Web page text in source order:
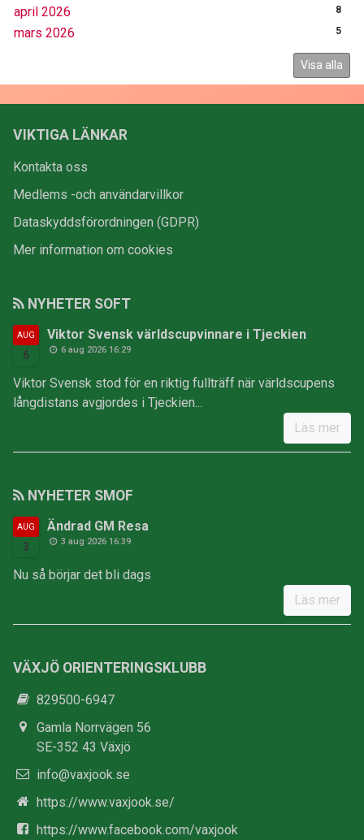
april 2026 8
mars 2026 5
Visa alla
VIKTIGA LÄNKAR
Kontakta oss
Medlems -och användarvillkor
Dataskyddsförordningen (GDPR)
Mer information om cookies
NYHETER SOFT
AUG
6
Viktor Svensk världscupvinnare i Tjeckien
6 aug 2026 16:29
Viktor Svensk stod för en riktig fullträff när världscupens
långdistans avgjordes i Tjeckien...
Läs mer
NYHETER SMOF
AUG
3
Ändrad GM Resa
3 aug 2026 16:39
Nu så börjar det bli dags
Läs mer
VÄXJÖ ORIENTERINGSKLUBB
829500-6947
Gamla Norrvägen 56
SE-352 43 Växjö
info@vaxjook.se
https://www.vaxjook.se/
https://www.facebook.com/vaxjook